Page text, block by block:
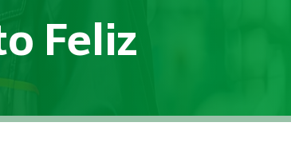
Feliz
o objetivo de identificar, avaliar e controlar